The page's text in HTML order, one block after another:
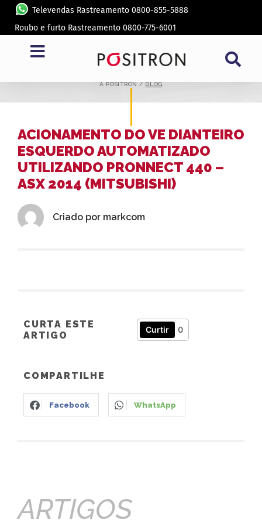
Televendas Rastreamento 0800-855-5888
Roubo e furto Rastreamento 0800-775-6001
BLOG
A PÓSITRON /BLOG
ACIONAMENTO DO VE DIANTEIRO
ESQUERDO AUTOMATIZADO
UTILIZANDO PRONNECT 440 –
ASX 2014 (MITSUBISHI)
Criado por markcom
CURTA ESTE
ARTIGO
Curtir 0
COMPARTILHE
Facebook WhatsApp
ARTIGOS